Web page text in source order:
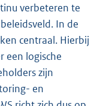
verbeteren te
In de
centraal. Hierbij
een logische
zijn
en